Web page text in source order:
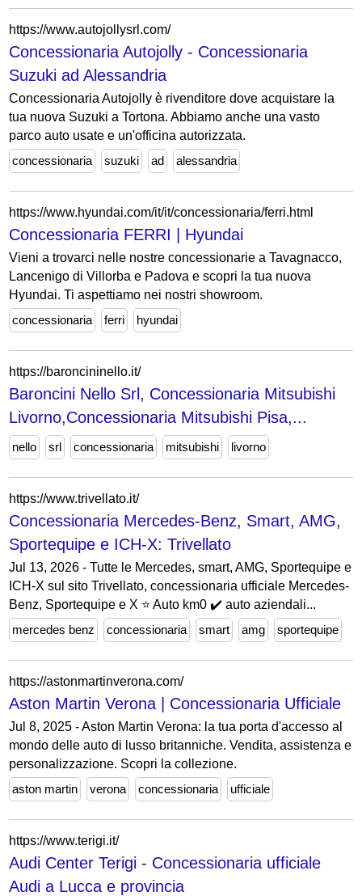
https://www.autojollysrl.com/
Concessionaria Autojolly - Concessionaria
Suzuki ad Alessandria
Concessionaria Autojolly è rivenditore dove acquistare la
tua nuova Suzuki a Tortona. Abbiamo anche una vasto
parco auto usate e un'officina autorizzata.
concessionaria
suzuki ad alessandria
https://www.hyundai.com/it/it/concessionaria/ferri.html
Concessionaria FERRI | Hyundai
Vieni a trovarci nelle nostre concessionarie a Tavagnacco,
Lancenigo di Villorba e Padova e scopri la tua nuova
Hyundai. Ti aspettiamo nei nostri showroom.
concessionaria
ferri hyundai
https://baroncininello.it/
Baroncini Nello Srl, Concessionaria Mitsubishi
Livorno,Concessionaria Mitsubishi Pisa,...
nello srl concessionaria mitsubishi livorno
https://www.trivellato.it/
Concessionaria Mercedes-Benz, Smart, AMG,
Sportequipe e ICH-X: Trivellato
Jul 13, 2026 - Tutte le Mercedes, smart, AMG, Sportequipe e
ICH-X sul sito Trivellato, concessionaria ufficiale Mercedes-
Benz, Sportequipe e X ⭐️ Auto km0 ✔️ auto aziendali...
mercedes benz
concessionaria smart amg sportequipe
https://astonmartinverona.com/
Aston Martin Verona | Concessionaria Ufficiale
Jul 8, 2025 - Aston Martin Verona: la tua porta d'accesso al
mondo delle auto di lusso britanniche. Vendita, assistenza e
personalizzazione. Scopri la collezione.
aston martin
verona concessionaria ufficiale
https://www.terigi.it/
Audi Center Terigi - Concessionaria ufficiale
Audi a Lucca e provincia